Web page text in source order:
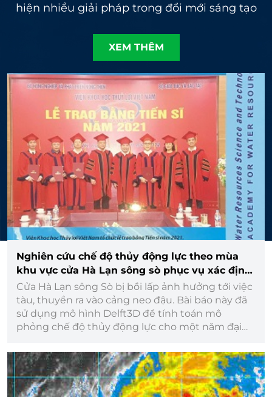
hiện nhiều giải pháp trong đổi mới sáng tạo
XEM THÊM
Nghiên cứu chế độ thủy động lực theo mùa
khu vực cửa Hà Lạn sông sò phục vụ xác định
nguyên nhân bồi tụ vùng cửa sông
Cửa Hà Lạn sông Sò bị bồi lấp ảnh hưởng tới việc
tàu, thuyền ra vào cảng neo đậu. Bài báo này đã
sử dụng mô hình Delft3D để tính toán mô
phỏng chế độ thủy động lực cho một năm đại
động lực vùng cửa sông theo mùa trong năm